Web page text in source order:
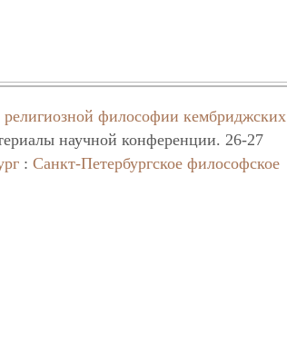
религиозной философии кембриджских
научной конференции. 26-27
:Санкт-Петербургское философское